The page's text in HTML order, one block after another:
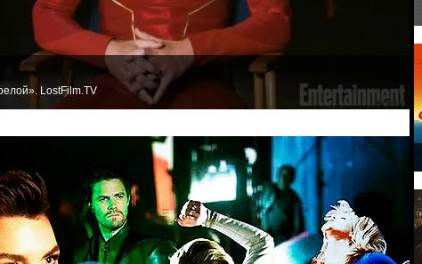
LostFilm.TV